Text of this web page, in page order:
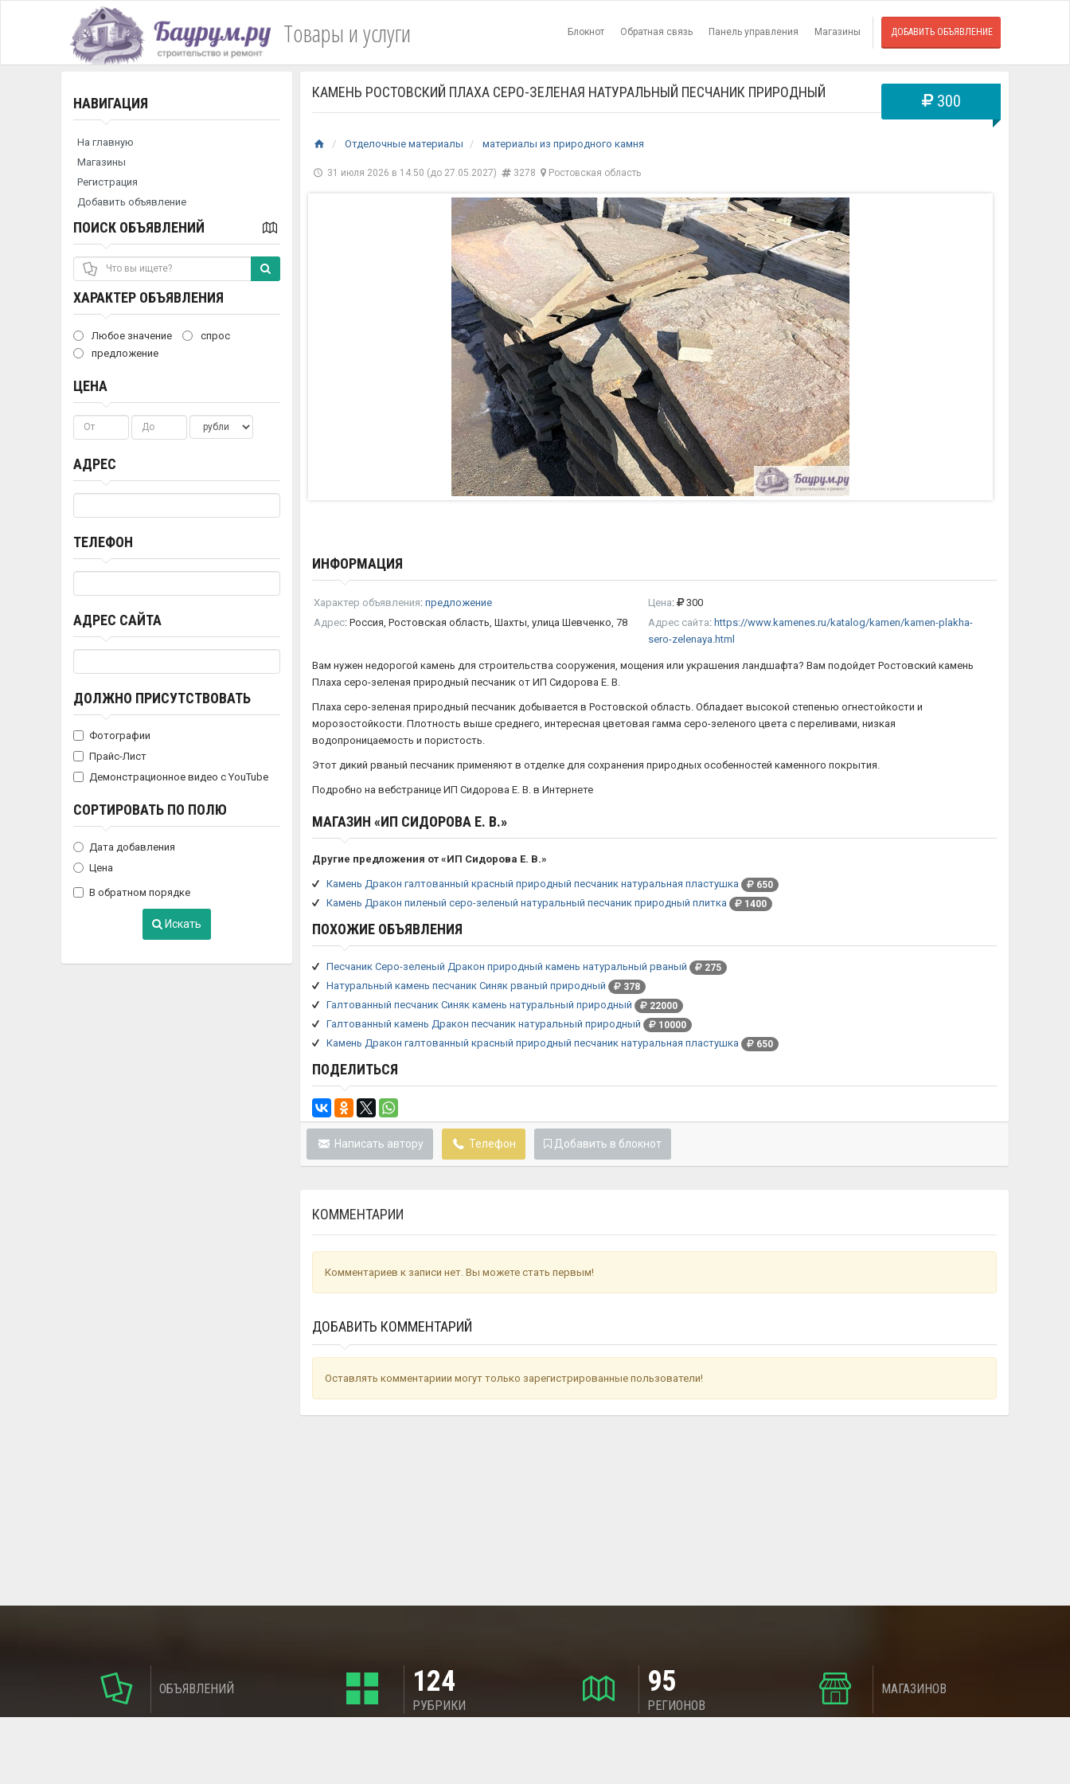
Товары и услуги Блокнот Обратная связь Панель управления Магазины ДОБАВИТЬ ОБЪЯВЛЕНИЕ
НАВИГАЦИЯ
На главную
Магазины
Регистрация
Добавить объявление
ПОИСК ОБЪЯВЛЕНИЙ
ХАРАКТЕР ОБЪЯВЛЕНИЯ
Любое значение
спрос
предложение
ЦЕНА
АДРЕС
ТЕЛЕФОН
АДРЕС САЙТА
ДОЛЖНО ПРИСУТСТВОВАТЬ
Фотографии
Прайс-Лист
Демонстрационное видео с YouTube
СОРТИРОВАТЬ ПО ПОЛЮ
Дата добавления
Цена
В обратном порядке
Искать
КАМЕНЬ РОСТОВСКИЙ ПЛАХА СЕРО-ЗЕЛЕНАЯ НАТУРАЛЬНЫЙ ПЕСЧАНИК ПРИРОДНЫЙ
Отделочные материалы материалы из природного камня
31 июля 2026 в 14:50 (до 27.05.2027) 3278 Ростовская область
300
ИНФОРМАЦИЯ
Характер объявления: предложение Цена:
300
Адрес: Россия, Ростовская область, Шахты, улица Шевченко, 78 Адрес сайта: https://www.kamenes.ru/katalog/kamen/kamen-plakha-
sero-zelenaya.html
Вам нужен недорогой камень для строительства сооружения, мощения или украшения ландшафта? Вам подойдет Ростовский камень
Плаха серо-зеленая природный песчаник от ИП Сидорова Е. В.
Плаха серо-зеленая природный песчаник добывается в Ростовской область. Обладает высокой степенью огнестойкости и
морозостойкости. Плотность выше среднего, интересная цветовая гамма серо-зеленого цвета с переливами, низкая
водопроницаемость и пористость.
Этот дикий рваный песчаник применяют в отделке для сохранения природных особенностей каменного покрытия.
Подробно на вебстранице ИП Сидорова Е. В. в Интернете
МАГАЗИН «ИП СИДОРОВА Е. В.»
Другие предложения от «ИП Сидорова Е. В.»
Камень Дракон галтованный красный природный песчаник натуральная пластушка 650
Камень Дракон пиленый серо-зеленый натуральный песчаник природный плитка 1400
ПОХОЖИЕ ОБЪЯВЛЕНИЯ
Песчаник Серо-зеленый Дракон природный камень натуральный рваный 275
Натуральный камень песчаник Синяк рваный природный 378
Галтованный песчаник Синяк камень натуральный природный 22000
Галтованный камень Дракон песчаник натуральный природный 10000
Камень Дракон галтованный красный природный песчаник натуральная пластушка 650
ПОДЕЛИТЬСЯ
Написать автору Телефон Добавить в блокнот
КОММЕНТАРИИ
Комментариев к записи нет. Вы можете стать первым!
ДОБАВИТЬ КОММЕНТАРИЙ
Оставлять комментариии могут только зарегистрированные пользователи!
ОБЪЯВЛЕНИЙ 124
РУБРИКИ
95
РЕГИОНОВ
МАГАЗИНОВ